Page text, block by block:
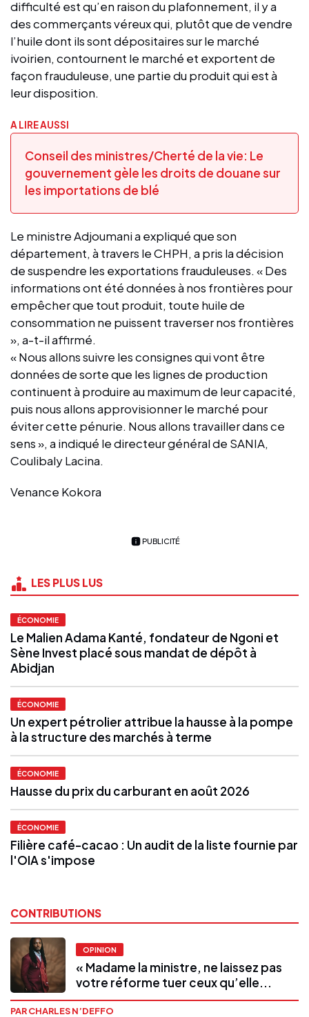
difficulté est qu’en raison du plafonnement, il y a
des commerçants véreux qui, plutôt que de vendre
l’huile dont ils sont dépositaires sur le marché
ivoirien, contournent le marché et exportent de
façon frauduleuse, une partie du produit qui est à
leur disposition.
A LIRE AUSSI
Conseil des ministres/Cherté de la vie: Le
gouvernement gèle les droits de douane sur
les importations de blé
Le ministre Adjoumani a expliqué que son
département, à travers le CHPH, a pris la décision
de suspendre les exportations frauduleuses. « Des
informations ont été données à nos frontières pour
empêcher que tout produit, toute huile de
consommation ne puissent traverser nos frontières
», a-t-il affirmé.
« Nous allons suivre les consignes qui vont être
données de sorte que les lignes de production
continuent à produire au maximum de leur capacité,
puis nous allons approvisionner le marché pour
éviter cette pénurie. Nous allons travailler dans ce
sens », a indiqué le directeur général de SANIA,
Coulibaly Lacina.
Venance Kokora
PUBLICITÉ
LES PLUS LUS
ÉCONOMIE
Le Malien Adama Kanté, fondateur de Ngoni et
Sène Invest placé sous mandat de dépôt à
Abidjan
ÉCONOMIE
Un expert pétrolier attribue la hausse à la pompe
à la structure des marchés à terme
ÉCONOMIE
Hausse du prix du carburant en août 2026
ÉCONOMIE
Filière café-cacao : Un audit de la liste fournie par
l'OIA s'impose
CONTRIBUTIONS
OPINION
« Madame la ministre, ne laissez pas
votre réforme tuer ceux qu’elle...
PAR CHARLES N’DEFFO